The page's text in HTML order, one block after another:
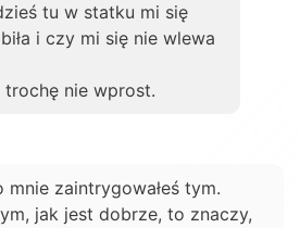
tu w statku mi się
i czy mi się nie wlewa
nie wprost.
mnie zaintrygowałeś tym.
jak jest dobrze, to znaczy,